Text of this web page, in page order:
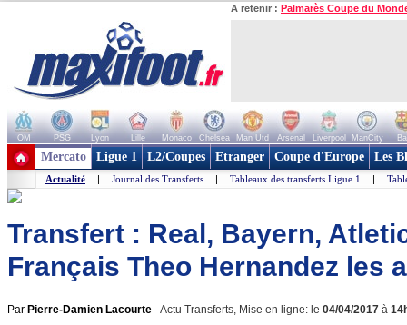
A retenir : Palmarès Coupe du
OM PSG Lyon Lille Monaco Chelsea Man Utd Arsenal Liverpool ManCity
+ de clubs
Mercato Ligue 1 L2/Coupes Etranger Coupe d'Europe Les
Actualité | Journal des Transferts | Tableaux des transferts Ligue 1 |
Transfert : Real, Bayern,
Français Theo Hernandez les
Par Pierre-Damien Lacourte -Actu Transferts, Mise en ligne: le 04/04/2017 à